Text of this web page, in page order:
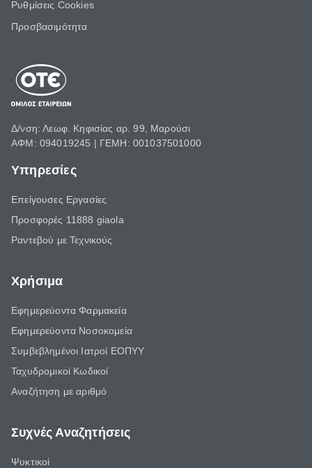
Ρυθμίσεις Cookies
Προσβασιμότητα
Δ/νση: Λεωφ. Κηφισίας αρ. 99, Μαρούσι
ΑΦΜ: 094019245 | ΓΕΜΗ: 001037501000
Υπηρεσίες
Επείγουσες Εργασίες
Προσφορές 11888 giaola
Ραντεβού με Τεχνικούς
Χρήσιμα
Εφημερεύοντα Φαρμακεία
Εφημερεύοντα Νοσοκομεία
Συμβεβλημένοι Ιατροί ΕΟΠΥΥ
Ταχυδρομικοί Κωδικοί
Αναζήτηση με αριθμό
Συχνές Αναζητήσεις
Ψυκτικοί